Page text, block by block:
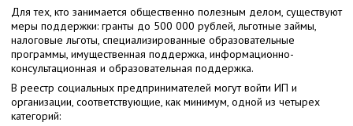
Для тех, кто занимается общественно полезным делом, существуют
меры поддержки: гранты до 500 000 рублей, льготные займы,
налоговые льготы, специализированные образовательные
программы, имущественная поддержка, информационно-
консультационная и образовательная поддержка.
В реестр социальных предпринимателей могут войти ИП и
организации, соответствующие, как минимум, одной из четырех
категорий: